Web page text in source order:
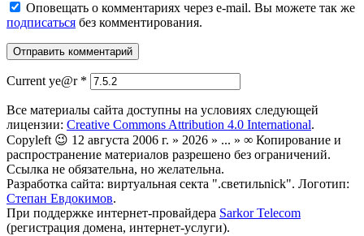
Оповещать о комментариях через e-mail. Вы можете так же
подписаться без комментирования.
Current ye@r *
Все материалы сайта доступны на условиях следующей
лицензии: Creative Commons Attribution 4.0 International.
Copyleft 😉 12 августа 2006 г. » 2026 » ... » ∞ Копирование и
распространение материалов разрешено без ограничений.
Ссылка не обязательна, но желательна.
Разработка сайта: виртуальная секта ".светильnick". Логотип:
Степан Евдокимов.
При поддержке интернет-провайдера Sarkor Telecom
(регистрация домена, интернет-услуги).